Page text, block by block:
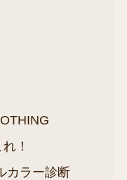
！
カラー診断